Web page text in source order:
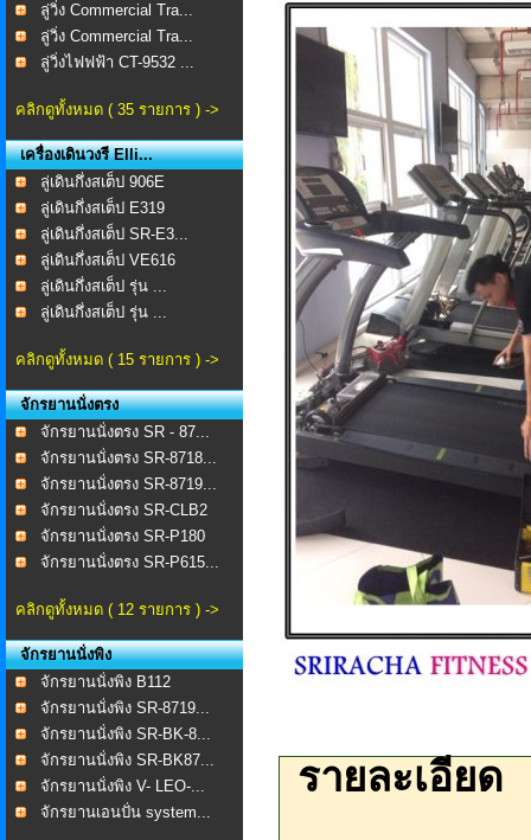
ลู่วิ่ง Commercial Tra...
ลู่วิ่ง Commercial Tra...
ลู่วิ่งไฟฟฟ้า CT-9532 ...
คลิกดูทั้งหมด ( 35 รายการ ) ->
เครื่องเดินวงรี Elli...
ลู่เดินกึ่งสเต็ป 906E
ลู่เดินกึ่งสเต็ป E319
ลู่เดินกึ่งสเต็ป SR-E3...
ลู่เดินกึ่งสเต็ป VE616
ลู่เดินกึ่งสเต็ป รุ่น ...
ลู่เดินกึ่งสเต็ป รุ่น ...
คลิกดูทั้งหมด ( 15 รายการ ) ->
จักรยานนั่งตรง
จักรยานนั่งตรง SR - 87...
จักรยานนั่งตรง SR-8718...
จักรยานนั่งตรง SR-8719...
จักรยานนั่งตรง SR-CLB2
จักรยานนั่งตรง SR-P180
จักรยานนั่งตรง SR-P615...
คลิกดูทั้งหมด ( 12 รายการ ) ->
จักรยานนั่งพิง
จักรยานนั่งพิง B112
จักรยานนั่งพิง SR-8719...
จักรยานนั่งพิง SR-BK-8...
จักรยานนั่งพิง SR-BK87...
จักรยานนั่งพิง V- LEO-...
จักรยานเอนปั่น system...
รายละเอียด